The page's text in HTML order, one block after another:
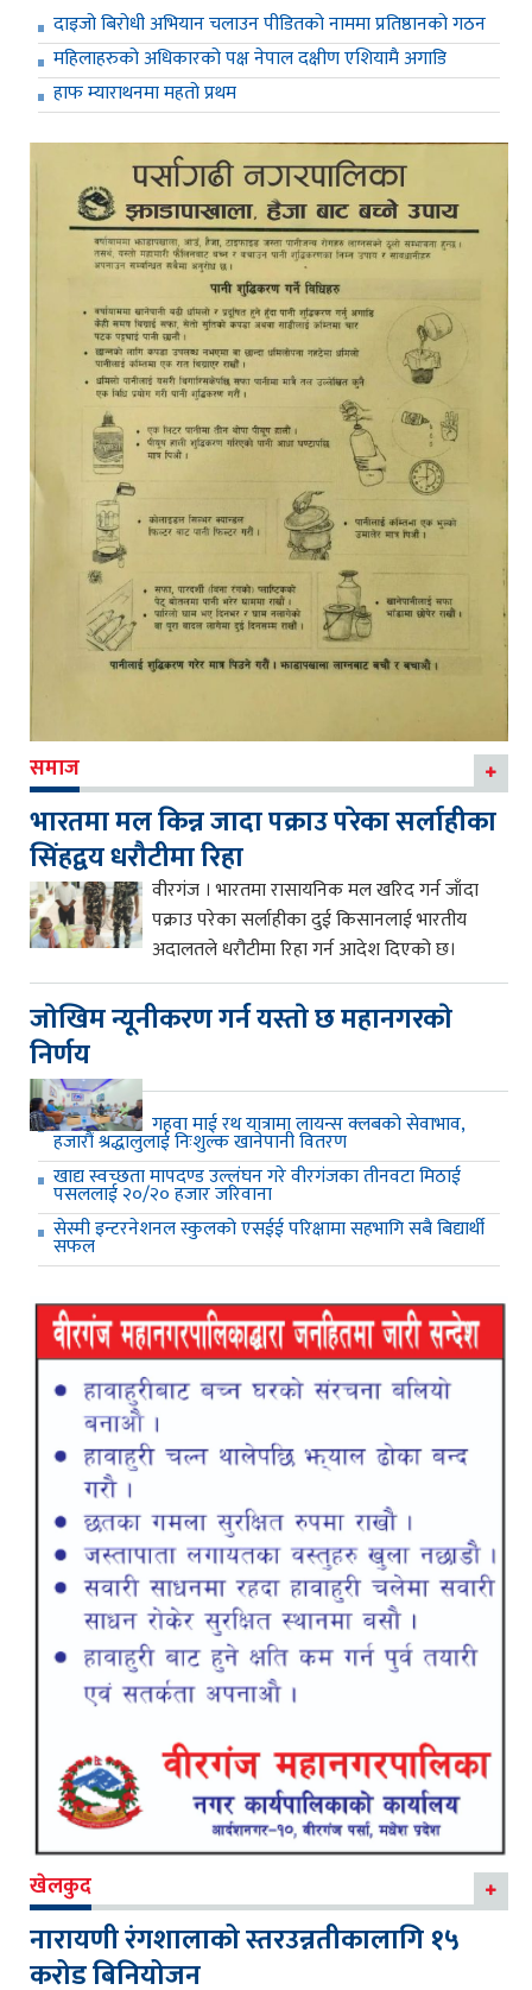
दाइजो बिरोधी अभियान चलाउन पीडितको नाममा प्रतिष्ठानको गठन
महिलाहरुको अधिकारको पक्ष नेपाल दक्षीण एशियामै अगाडि
हाफ म्याराथनमा महतो प्रथम
समाज
भारतमा मल किन्न जादा पक्राउ परेका सर्लाहीका
सिंहद्वय धरौटीमा रिहा
वीरगंज । भारतमा रासायनिक मल खरिद गर्न जाँदा
पक्राउ परेका सर्लाहीका दुई किसानलाई भारतीय
अदालतले धरौटीमा रिहा गर्न आदेश दिएको छ।
जाेखिम न्यूनीकरण गर्न यस्ताे छ महानगरकाे
निर्णय
गहवा माई रथ यात्रामा लायन्स क्लबको सेवाभाव,
हजारौं श्रद्धालुलाई निःशुल्क खानेपानी वितरण
खाद्य स्वच्छता मापदण्ड उल्लंघन गरे वीरगंजका तीनवटा मिठाई
पसललाई २०/२० हजार जरिवाना
सेस्मी इन्टरनेशनल स्कुलको एसईई परिक्षामा सहभागि सबै बिद्यार्थी
सफल
खेलकुद
नारायणी रंगशालाको स्तरउन्नतीकालागि १५
करोड बिनियोजन